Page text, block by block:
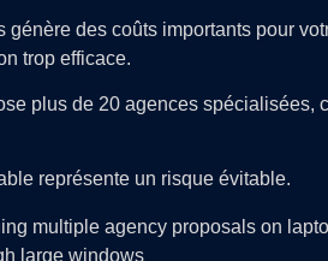
des coûts importants pour
trop efficace.
plus de 20 agences spécialisées,
représente un risque évitable.